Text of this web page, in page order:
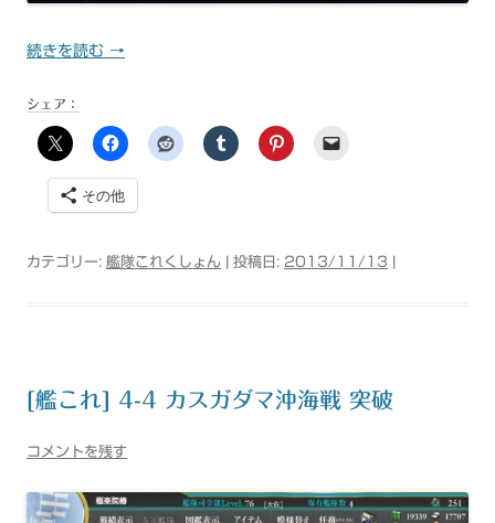
続きを読む →
シェア：
その他
カテゴリー: 艦隊これくしょん | 投稿日: 2013/11/13
[艦これ] 4-4 カスガダマ沖海戦 突破
コメントを残す